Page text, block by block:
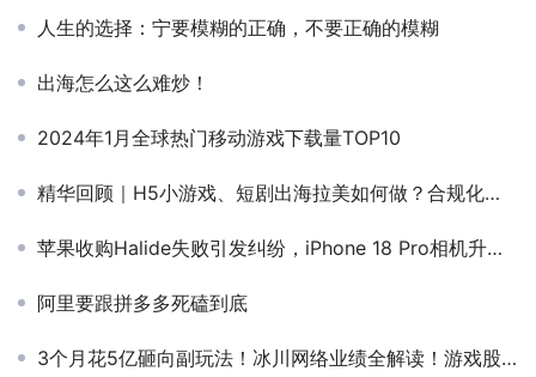
人生的选择：宁要模糊的正确，不要正确的模糊
出海怎么这么难炒！
2024年1月全球热门移动游戏下载量TOP10
精华回顾｜H5小游戏、短剧出海拉美如何做？合规化方式有哪些？看看出海大咖怎么说
苹果收购Halide失败引发纠纷，iPhone 18 Pro相机升级计划曝光
阿里要跟拼多多死磕到底
3个月花5亿砸向副玩法！冰川网络业绩全解读！游戏股最大黑马？